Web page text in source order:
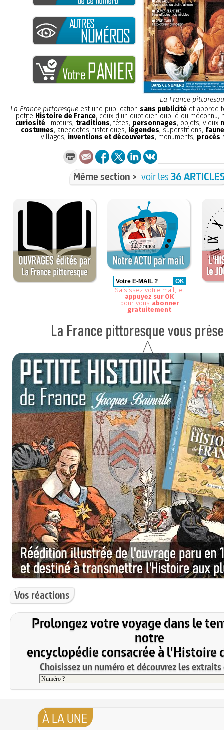
La France
La France pittoresque est une publication sans publicité et aborde
petite Histoire de France, ceux d'un quotidien oublié ou méconnu,
curiosité : mœurs, traditions, fêtes, personnages, objets, vieux
costumes, anecdotes historiques, légendes, superstitions,
villages, inventions et découvertes, monuments, procès
Même section > voir les36
Saisissez votre mail, et
appuyez sur OK
pour vous abonner
gratuitement
Vos réactions
Prolongez votre voyage dans le
notre
encyclopédie consacrée à l'Histoire
Choisissez un numéro et découvrez les
À LA UNE